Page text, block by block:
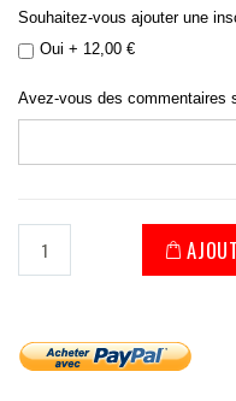
Souhaitez-vous ajouter une
Oui + 12,00 €
Avez-vous des commentaires